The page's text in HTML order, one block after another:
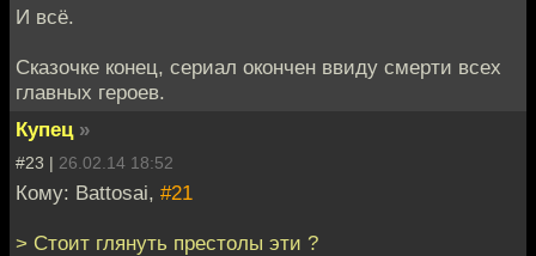
И всё.
Сказочке конец, сериал окончен ввиду смерти всех
главных героев.
Купец »
#23 | 26.02.14 18:52
Кому: Battosai, #21
> Стоит глянуть престолы эти ?